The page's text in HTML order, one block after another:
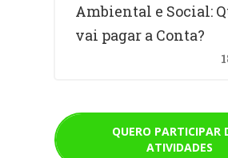
Ambiental e Social:
vai pagar a Conta?
QUERO PARTICIPAR
ATIVIDADES